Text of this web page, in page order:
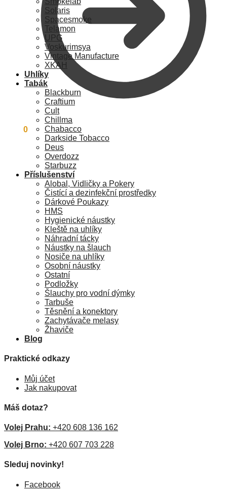
0
Solaris
Spacesmoke
Telamon
UPG
Voskurimsya
Vintage Manufacture
XKAH
Uhlíky
Tabák
Blackburn
Craftium
Cult
Chillma
Chabacco
Darkside Tobacco
Deus
Overdozz
Starbuzz
Příslušenství
Alobal, Vidličky a Pokery
Čistící a dezinfekční prostředky
Dárkové Poukazy
HMS
Hygienické náustky
Kleště na uhlíky
Náhradní tácky
Náustky na šlauch
Nosiče na uhlíky
Osobní náustky
Ostatní
Podložky
Šlauchy pro vodní dýmky
Tarbuše
Těsnění a konektory
Zachytávače melasy
Žhaviče
Blog
Praktické odkazy
Můj účet
Jak nakupovat
Máš dotaz?
Volej Prahu: +420 608 136 162
Volej Brno: +420 607 703 228
Sleduj novinky!
Facebook